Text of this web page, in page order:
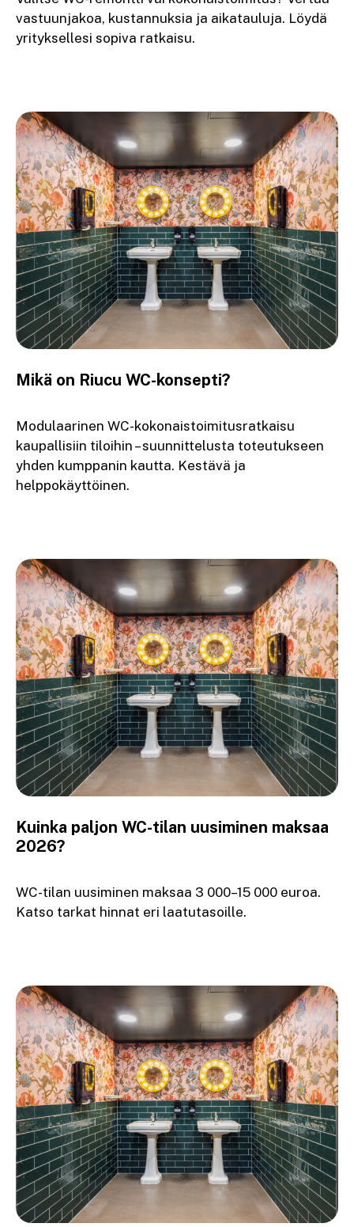
vastuunjakoa, kustannuksia ja aikatauluja. Löydä
yrityksellesi sopiva ratkaisu.
Mikä on Riucu WC-konsepti?
Modulaarinen WC-kokonaistoimitusratkaisu
kaupallisiin tiloihin – suunnittelusta toteutukseen
yhden kumppanin kautta. Kestävä ja
helppokäyttöinen.
Kuinka paljon WC-tilan uusiminen maksaa
2026?
WC-tilan uusiminen maksaa 3 000–15 000 euroa.
Katso tarkat hinnat eri laatutasoille.